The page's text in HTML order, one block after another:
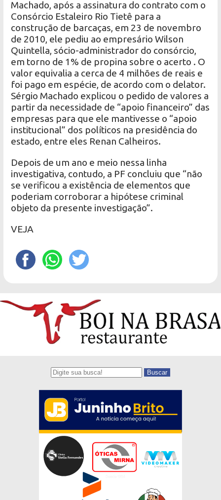
Machado, após a assinatura do contrato com o
Consórcio Estaleiro Rio Tietê para a
construção de barcaças, em 23 de novembro
de 2010, ele pediu ao empresário Wilson
Quintella, sócio-administrador do consórcio,
em torno de 1% de propina sobre o acerto . O
valor equivalia a cerca de 4 milhões de reais e
foi pago em espécie, de acordo com o delator.
Sérgio Machado explicou o pedido de valores a
partir da necessidade de “apoio financeiro” das
empresas para que ele mantivesse o “apoio
institucional” dos políticos na presidência do
estado, entre eles Renan Calheiros.
Depois de um ano e meio nessa linha
investigativa, contudo, a PF concluiu que “não
se verificou a existência de elementos que
poderiam corroborar a hipótese criminal
objeto da presente investigação”.
VEJA
Buscar